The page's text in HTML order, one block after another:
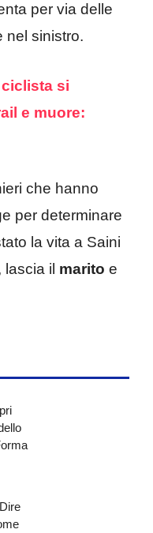
per via delle
nel sinistro.
si
e muore:
che hanno
per determinare
la vita a Saini
lascia il marito e